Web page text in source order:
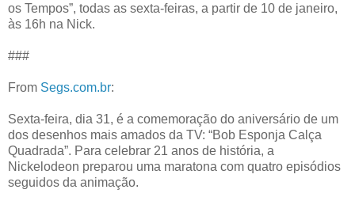
os Tempos”, todas as sexta-feiras, a partir de 10 de janeiro,
às 16h na Nick.
###
From Segs.com.br:
Sexta-feira, dia 31, é a comemoração do aniversário de um
dos desenhos mais amados da TV: “Bob Esponja Calça
Quadrada”. Para celebrar 21 anos de história, a
Nickelodeon preparou uma maratona com quatro episódios
seguidos da animação.